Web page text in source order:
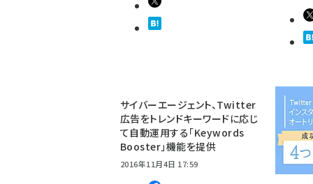
サイバーエージェント、Twitter
広告をトレンドキーワードに応じ
て自動運用する「Keywords
Booster」機能を提供
2016年11月4日 17:59